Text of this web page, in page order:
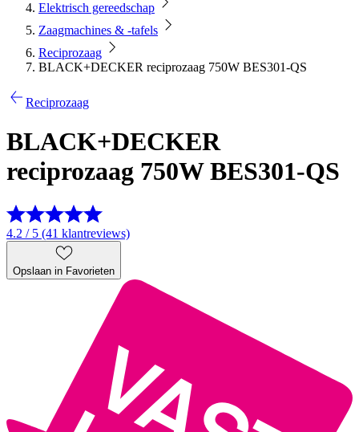
Elektrisch gereedschap
Zaagmachines & -tafels
Reciprozaag
BLACK+DECKER reciprozaag 750W BES301-QS
Reciprozaag
BLACK+DECKER
reciprozaag 750W BES301-QS
4.2 / 5 (41 klantreviews)
Opslaan in Favorieten